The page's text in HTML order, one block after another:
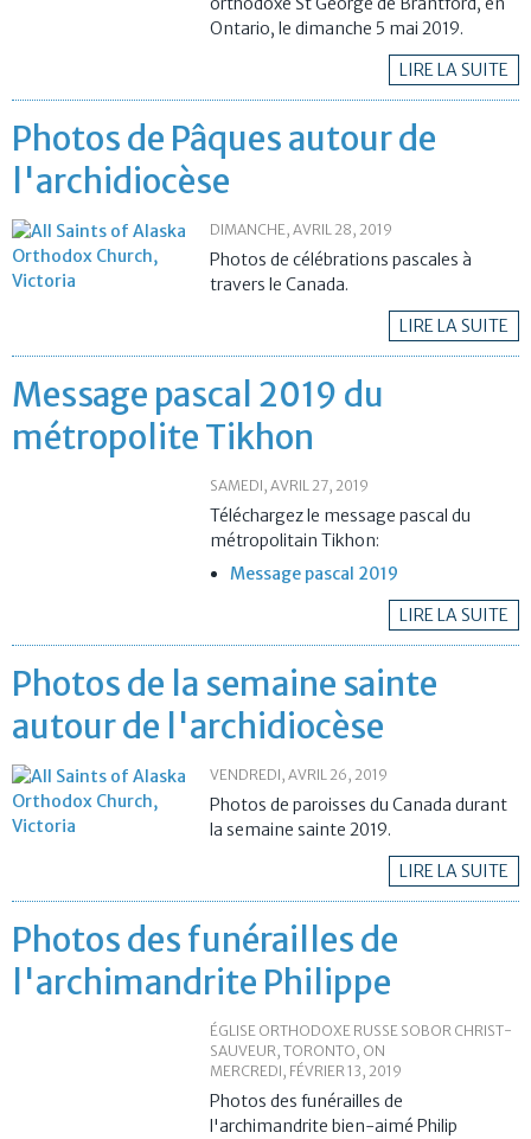
Ontario, le dimanche 5 mai 2019.
LIRE LA SUITE
Photos de Pâques autour de
l'archidiocèse
DIMANCHE, AVRIL 28, 2019
Photos de célébrations pascales à
travers le Canada.
LIRE LA SUITE
Message pascal 2019 du
métropolite Tikhon
SAMEDI, AVRIL 27, 2019
Téléchargez le message pascal du
métropolitain Tikhon:
Message pascal 2019
LIRE LA SUITE
Photos de la semaine sainte
autour de l'archidiocèse
VENDREDI, AVRIL 26, 2019
Photos de paroisses du Canada durant
la semaine sainte 2019.
LIRE LA SUITE
Photos des funérailles de
l'archimandrite Philippe
ÉGLISE ORTHODOXE RUSSE SOBOR CHRIST-
SAUVEUR, TORONTO, ON
MERCREDI, FÉVRIER 13, 2019
Photos des funérailles de
l'archimandrite bien-aimé Philip